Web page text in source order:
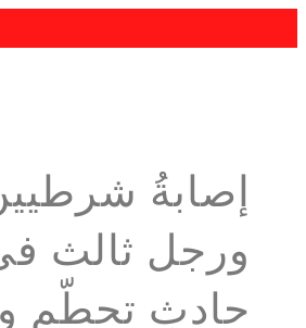
إصابةُ
ورجل ثالث
حادثِ تحطّمٍ